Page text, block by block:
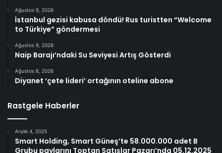
Ağustos 9, 2026
İstanbul gezisi kabusa döndü! Rus turistten “Welcome
to Türkiye” göndermesi
Ağustos 9, 2026
Naip Barajı’ndaki Su Seviyesi Artış Gösterdi
Ağustos 8, 2026
Diyanet ‘çete lideri’ ortağının oteline abone
Rastgele Haberler
Aralık 4, 2025
Smart Holding, Smart Güneş’te 58.000.000 adet B
Grubu paylarını Toptan Satışlar Pazarı’nda 05.12.2025